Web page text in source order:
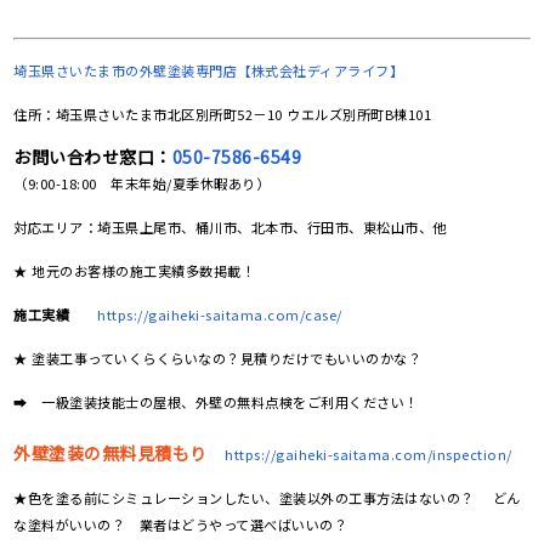
埼玉県さいたま市の外壁塗装専門店【株式会社ディアライフ】
住所：埼玉県さいたま市北区別所町52－10 ウエルズ別所町B棟101
お問い合わせ窓口： 050-7586-6549
（9:00-18:00 年末年始/夏季休暇あり）
対応エリア：埼玉県上尾市、桶川市、北本市、行田市、東松山市、他
★ 地元のお客様の施工実績多数掲載！
施工実績 https://gaiheki-saitama.com/case/
★ 塗装工事っていくらくらいなの？見積りだけでもいいのかな？
➡ 一級塗装技能士の屋根、外壁の無料点検をご利用ください！
外壁塗装の無料見積もり https://gaiheki-saitama.com/inspection/
★色を塗る前にシミュレーションしたい、塗装以外の工事方法はないの？ どん
な塗料がいいの？ 業者はどうやって選べばいいの？